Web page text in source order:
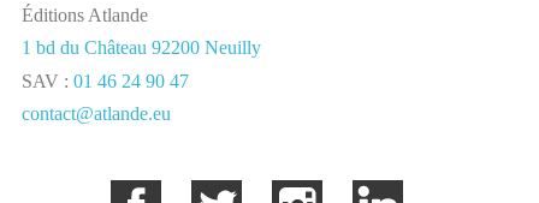
Éditions Atlande
1 bd du Château 92200 Neuilly
SAV : 01 46 24 90 47
contact@atlande.eu
Facebook Twitter Instagram